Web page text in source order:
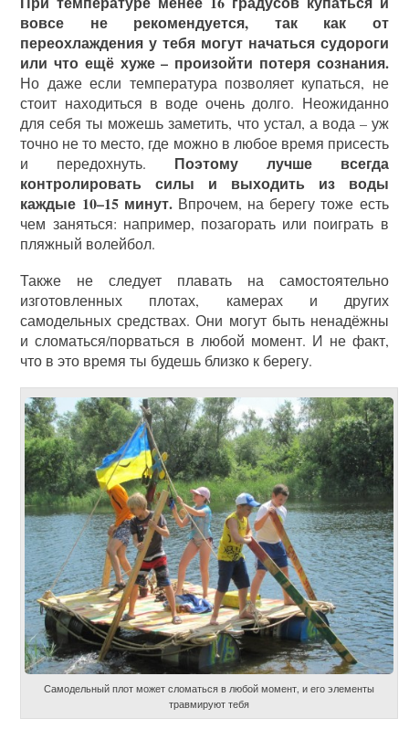
вовсе не рекомендуется, так как от
переохлаждения у тебя могут начаться судороги
или что ещё хуже – произойти потеря сознания.
Но даже если температура позволяет купаться, не
стоит находиться в воде очень долго. Неожиданно
для себя ты можешь заметить, что устал, а вода – уж
точно не то место, где можно в любое время присесть
и передохнуть. Поэтому лучше всегда
контролировать силы и выходить из воды
каждые 10–15 минут.Впрочем, на берегу тоже есть
чем заняться: например, позагорать или поиграть в
пляжный волейбол.
Также не следует плавать на самостоятельно
изготовленных плотах, камерах и других
самодельных средствах. Они могут быть ненадёжны
и сломаться/порваться в любой момент. И не факт,
что в это время ты будешь близко к берегу.
Самодельный плот может сломаться в любой момент, и его элементы
травмируют тебя